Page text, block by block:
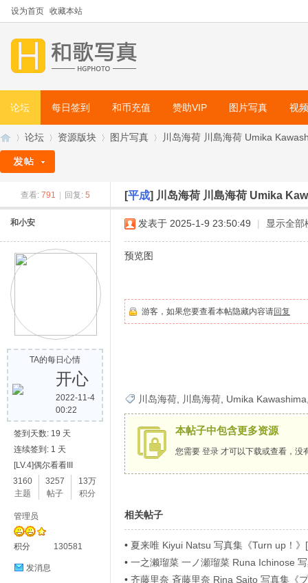
设为首页 收藏本站
论坛 每日签到 和币充值 赞助VIP 图片写真 视
论坛
›
资源版块 图片写真
›
川岛海荷 川島海荷 Umika
查看: 791 回复: 5 [平成] 川岛海荷 川島海荷 Umika
和小安
TA的每日心情
开心
2022-11-4
00:22
签到天数: 19 天
连续签到: 1 天
[LV.4]偶尔看看III
3160
主题
3257
帖子
13万
积分
管理员
积分 130581
发消息
发表于 2025-1-9 23:50:49 | 显示全部
预览图
游客，如果您要查看本帖隐藏内容请回复
川岛海荷 川島海荷 Umika Kawashima
本帖子中包含更多资源
您需要 登录 才可以下载或查看，没
相关帖子
• 夏来唯 Kiyui Natsu 写真集《Turn up！》
• 一之濑瑠菜 一ノ瀬瑠菜 Runa Ichinose
ラビアＳＰ！４》[54P]
• 齐藤里奈 斉藤里奈 Rina Saito 写真集《